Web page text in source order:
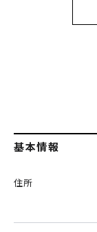
基本情報
住所